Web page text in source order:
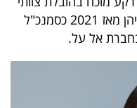
שירות מורכבים. בתפקידו האחרון כיהן מאז 2021 כסמנכ"ל
בחברת אל על.